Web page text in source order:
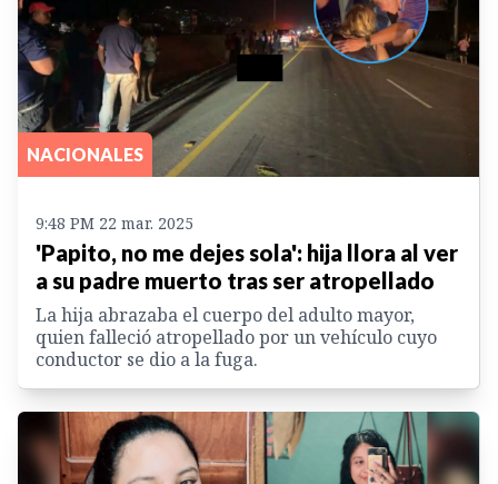
NACIONALES
9:48 PM 22 mar. 2025
'Papito, no me dejes sola': hija llora al ver
a su padre muerto tras ser atropellado
La hija abrazaba el cuerpo del adulto mayor,
quien falleció atropellado por un vehículo cuyo
conductor se dio a la fuga.